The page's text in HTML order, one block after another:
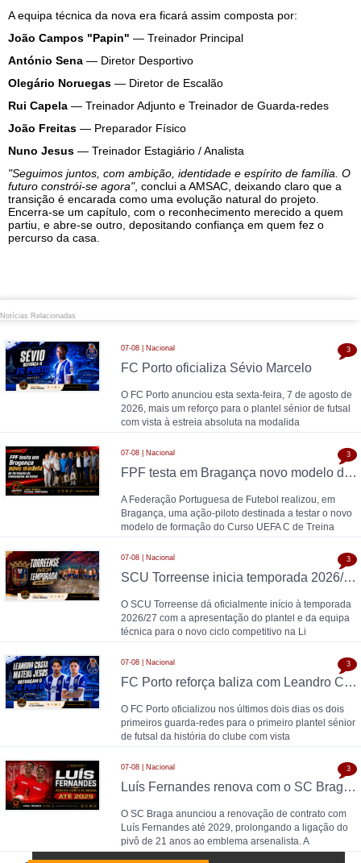
A equipa técnica da nova era ficará assim composta por:
João Campos "Papin" — Treinador Principal
António Sena — Diretor Desportivo
Olegário Noruegas — Diretor de Escalão
Rui Capela — Treinador Adjunto e Treinador de Guarda-redes
João Freitas — Preparador Físico
Nuno Jesus — Treinador Estagiário / Analista
"Seguimos juntos, com ambição, identidade e espírito de família. O
futuro constrói-se agora", conclui a AMSAC, deixando claro que a
transição é encarada como uma evolução natural do projeto.
Encerra-se um capítulo, com o reconhecimento merecido a quem
partiu, e abre-se outro, depositando confiança em quem fez o
percurso da casa.
Notícias Relacionadas
07-08 | Nacional
FC Porto oficializa Sévio Marcelo
O FC Porto anunciou esta sexta-feira, 7 de agosto de
2026, mais um reforço para o plantel sénior de futsal
com vista à estreia absoluta na modalida
3
07-08 | Nacional
FPF testa em Bragança novo modelo de formação de treinadores de futsal
A Federação Portuguesa de Futebol realizou, em
Bragança, uma ação-piloto destinada a testar o novo
modelo de formação do Curso UEFA C de Treina
3
07-08 | Nacional
SCU Torreense inicia temporada 2026/27: Naná comanda plantel jovem
O SCU Torreense dá oficialmente início à temporada
2026/27 com a apresentação do plantel e da equipa
técnica para o novo ciclo competitivo na Li
3
07-08 | Nacional
FC Porto reforça baliza com Leandro Costa e Mateus Jesus
O FC Porto oficializou nos últimos dois dias os dois
primeiros guarda-redes para o primeiro plantel sénior
de futsal da história do clube com vista
3
07-08 | Nacional
Luís Fernandes renova com o SC Braga até 2029
O SC Braga anunciou a renovação de contrato com
Luís Fernandes até 2029, prolongando a ligação do
pivô de 21 anos ao emblema arsenalista. A
3